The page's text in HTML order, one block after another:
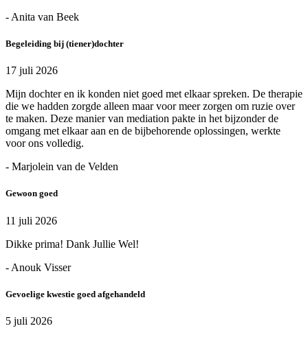
- Anita van Beek
Begeleiding bij (tiener)dochter
17 juli 2026
Mijn dochter en ik konden niet goed met elkaar spreken. De therapie
die we hadden zorgde alleen maar voor meer zorgen om ruzie over
te maken. Deze manier van mediation pakte in het bijzonder de
omgang met elkaar aan en de bijbehorende oplossingen, werkte
voor ons volledig.
- Marjolein van de Velden
Gewoon goed
11 juli 2026
Dikke prima! Dank Jullie Wel!
- Anouk Visser
Gevoelige kwestie goed afgehandeld
5 juli 2026